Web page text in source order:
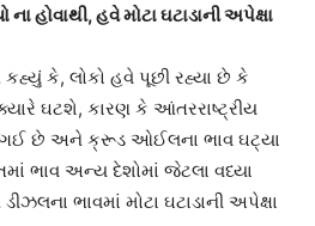
ના હોવાથી, હવે મોટા ઘટાડાની અપેક્ષા
કે, લોકો હવે પૂછી રહ્યા છે કે
ઘટશે, કારણ કે આંતરરાષ્ટ્રીય
ગઈ છે અને ક્રૂડ ઓઈલના ભાવ ઘટ્યા
ભાવ અન્ય દેશોમાં જેટલા વધ્યા
ભાવમાં મોટા ઘટાડાની અપેક્ષા